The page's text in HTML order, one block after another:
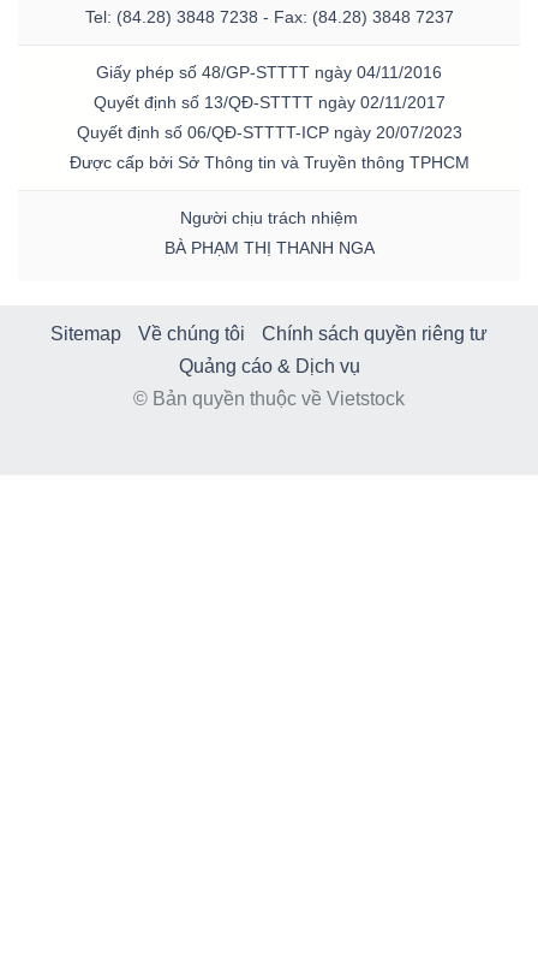
Tel: (84.28) 3848 7238 - Fax: (84.28) 3848 7237
Giấy phép số 48/GP-STTTT ngày 04/11/2016
Quyết định số 13/QĐ-STTTT ngày 02/11/2017
Quyết định số 06/QĐ-STTTT-ICP ngày 20/07/2023
Được cấp bởi Sở Thông tin và Truyền thông TPHCM
Người chịu trách nhiệm
BÀ PHẠM THỊ THANH NGA
Sitemap Về chúng tôi
Chính sách quyền riêng tư
Quảng cáo & Dịch vụ
© Bản quyền thuộc về Vietstock